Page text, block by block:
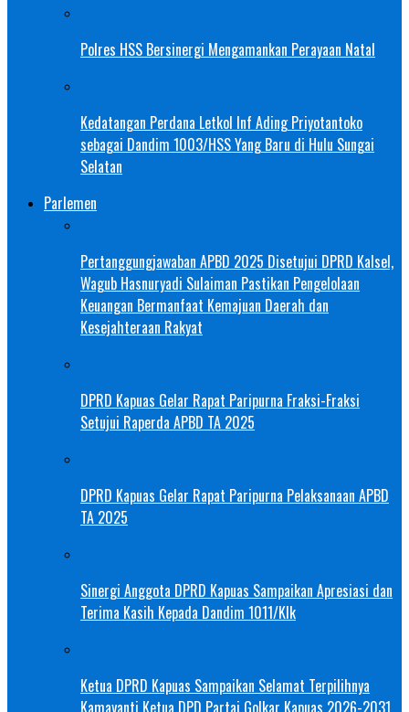
Polres HSS Bersinergi Mengamankan Perayaan Natal
Kedatangan Perdana Letkol Inf Ading Priyotantoko
sebagai Dandim 1003/HSS Yang Baru di Hulu Sungai
Selatan
Parlemen
Pertanggungjawaban APBD 2025 Disetujui DPRD Kalsel,
Wagub Hasnuryadi Sulaiman Pastikan Pengelolaan
Keuangan Bermanfaat Kemajuan Daerah dan
Kesejahteraan Rakyat
DPRD Kapuas Gelar Rapat Paripurna Fraksi-Fraksi
Setujui Raperda APBD TA 2025
DPRD Kapuas Gelar Rapat Paripurna Pelaksanaan APBD
TA 2025
Sinergi Anggota DPRD Kapuas Sampaikan Apresiasi dan
Terima Kasih Kepada Dandim 1011/Klk
Ketua DPRD Kapuas Sampaikan Selamat Terpilihnya